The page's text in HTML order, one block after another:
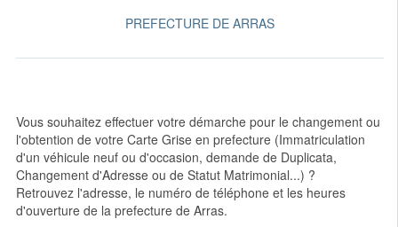
PREFECTURE DE ARRAS
Vous souhaitez effectuer votre démarche pour le changement ou
l'obtention de votre Carte Grise en prefecture (Immatriculation
d'un véhicule neuf ou d'occasion, demande de Duplicata,
Changement d'Adresse ou de Statut Matrimonial...) ?
Retrouvez l'adresse, le numéro de téléphone et les heures
d'ouverture de la prefecture de Arras.